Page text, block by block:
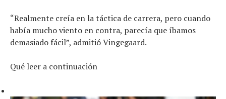
“Realmente creía en la táctica de carrera, pero cuando
había mucho viento en contra, parecía que íbamos
demasiado fácil”, admitió Vingegaard.
Qué leer a continuación